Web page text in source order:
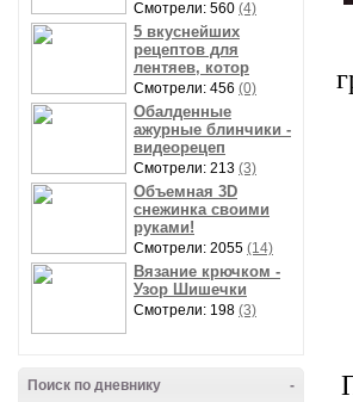
Смотрели: 560 (4)
5 вкуснейших
рецептов для
лентяев, котор
Смотрели: 456 (0)
Обалденные
ажурные блинчики -
видеорецеп
Смотрели: 213 (3)
Объемная 3D
снежинка своими
руками!
Смотрели: 2055 (14)
Вязание крючком -
Узор Шишечки
Смотрели: 198 (3)
-
Поиск по дневнику